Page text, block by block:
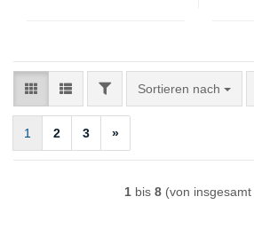
FILTERSortieren nach
Sortieren nach
1 2 3 »
1 bis 8 (von insgesamt